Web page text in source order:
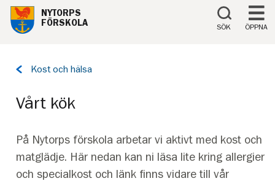
Till innehåll på sidan
NYTORPS
FÖRSKOLA
SÖK ÖPPNA
Tillbaka
Kost och hälsa
Vårt kök
På Nytorps förskola arbetar vi aktivt med kost och
matglädje. Här nedan kan ni läsa lite kring allergier
och specialkost och länk finns vidare till vår